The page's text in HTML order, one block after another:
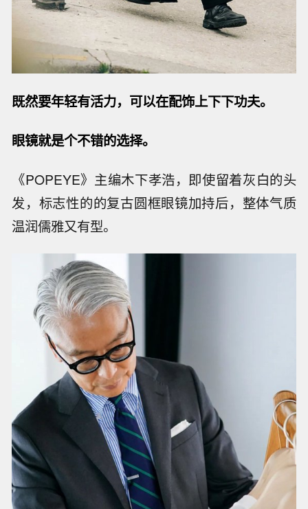
既然要年轻有活力，可以在配饰上下下功夫。
眼镜就是个不错的选择。
《POPEYE》主编木下孝浩，即使留着灰白的头
发，标志性的的复古圆框眼镜加持后，整体气质
温润儒雅又有型。